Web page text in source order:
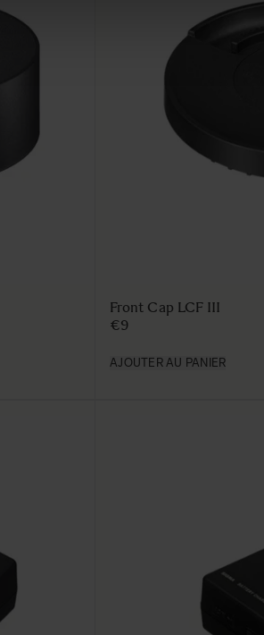
TRIPOD SOCKET TS-61
€129
AJOUTER AU PANIER